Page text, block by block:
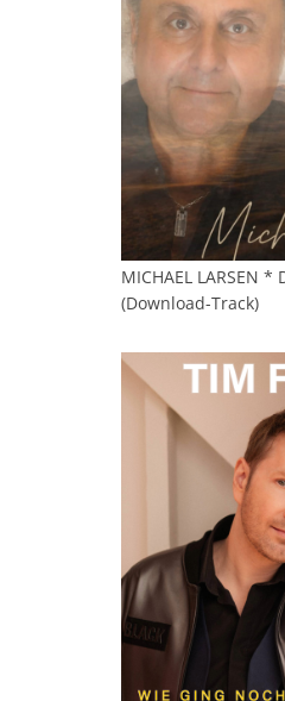
MICHAEL LARSEN
(Download-Track)